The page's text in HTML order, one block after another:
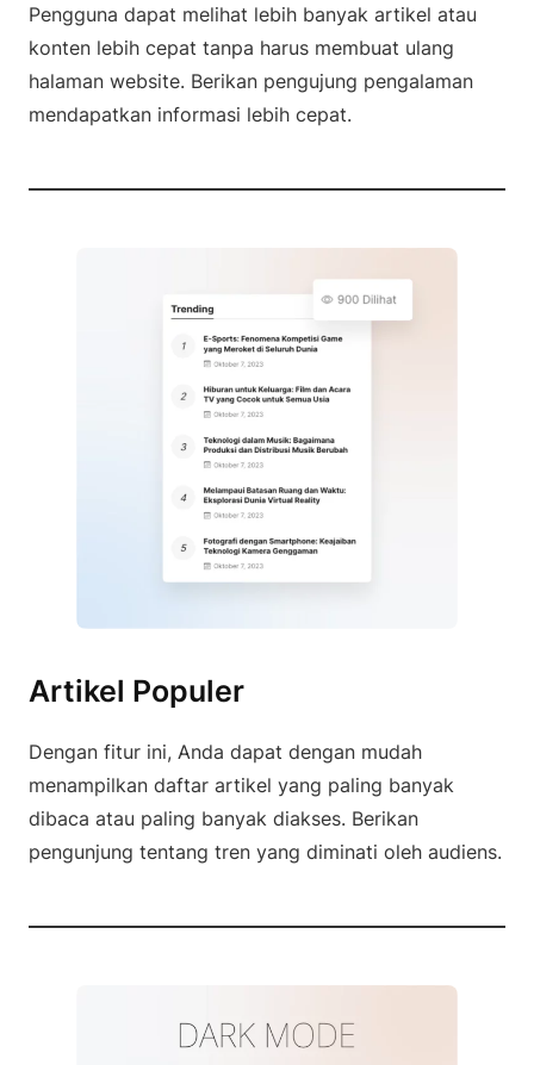
Pengguna dapat melihat lebih banyak artikel atau
konten lebih cepat tanpa harus membuat ulang
halaman website. Berikan pengujung pengalaman
mendapatkan informasi lebih cepat.
Artikel Populer
Dengan fitur ini, Anda dapat dengan mudah
menampilkan daftar artikel yang paling banyak
dibaca atau paling banyak diakses. Berikan
pengunjung tentang tren yang diminati oleh audiens.